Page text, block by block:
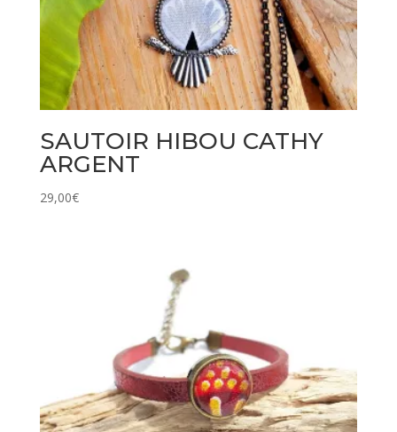
SAUTOIR HIBOU CATHY
ARGENT
29,00€